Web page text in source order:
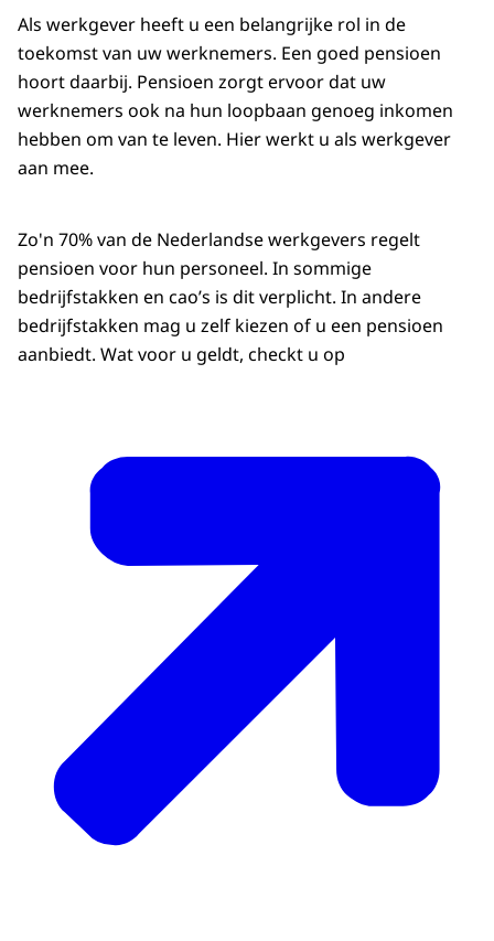
Als werkgever heeft u een belangrijke rol in de
toekomst van uw werknemers. Een goed pensioen
hoort daarbij. Pensioen zorgt ervoor dat uw
werknemers ook na hun loopbaan genoeg inkomen
hebben om van te leven. Hier werkt u als werkgever
aan mee.
Zo'n 70% van de Nederlandse werkgevers regelt
pensioen voor hun personeel. In sommige
bedrijfstakken en cao’s is dit verplicht. In andere
bedrijfstakken mag u zelf kiezen of u een pensioen
aanbiedt. Wat voor u geldt, checkt u op